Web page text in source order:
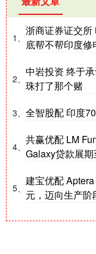
1、
浙商证券证交所
底帮不帮印度修
2、
中岩投资 终于
珠打了那个赌
3、 全智股配 印度
4、
共赢优配 LM
Galaxy贷款展
5、
建宝优配
元，迈向生产阶